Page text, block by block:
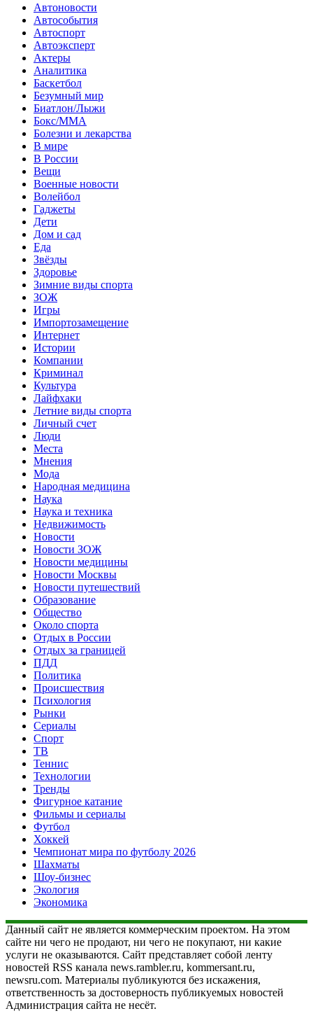
Автоновости
Автособытия
Автоспорт
Автоэксперт
Актеры
Аналитика
Баскетбол
Безумный мир
Биатлон/Лыжи
Бокс/MMA
Болезни и лекарства
В мире
В России
Вещи
Военные новости
Волейбол
Гаджеты
Дети
Дом и сад
Еда
Звёзды
Здоровье
Зимние виды спорта
ЗОЖ
Игры
Импортозамещение
Интернет
Истории
Компании
Криминал
Культура
Лайфхаки
Летние виды спорта
Личный счет
Люди
Места
Мнения
Мода
Народная медицина
Наука
Наука и техника
Недвижимость
Новости
Новости ЗОЖ
Новости медицины
Новости Москвы
Новости путешествий
Образование
Общество
Около спорта
Отдых в России
Отдых за границей
ПДД
Политика
Происшествия
Психология
Рынки
Сериалы
Спорт
ТВ
Теннис
Технологии
Тренды
Фигурное катание
Фильмы и сериалы
Футбол
Хоккей
Чемпионат мира по футболу 2026
Шахматы
Шоу-бизнес
Экология
Экономика
Данный сайт не является коммерческим проектом. На этом
сайте ни чего не продают, ни чего не покупают, ни какие
услуги не оказываются. Сайт представляет собой ленту
новостей RSS канала news.rambler.ru, kommersant.ru,
newsru.com. Материалы публикуются без искажения,
ответственность за достоверность публикуемых новостей
Администрация сайта не несёт.